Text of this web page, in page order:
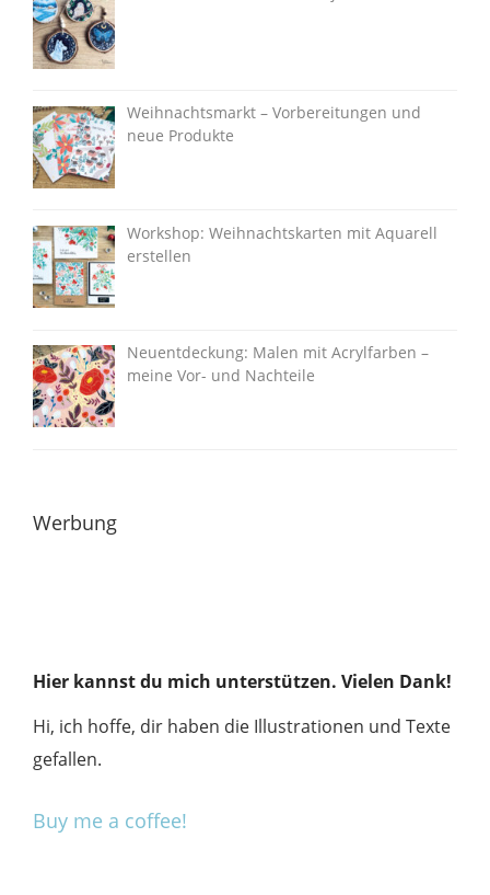
Weihnachtsmarkt – Vorbereitungen und
neue Produkte
Workshop: Weihnachtskarten mit Aquarell
erstellen
Neuentdeckung: Malen mit Acrylfarben –
meine Vor- und Nachteile
Werbung
Hier kannst du mich unterstützen. Vielen Dank!
Hi, ich hoffe, dir haben die Illustrationen und Texte
gefallen.
Buy me a coffee!